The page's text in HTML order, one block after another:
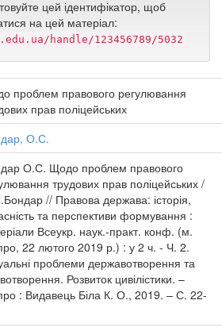
цей ідентифікатор, щоб
на цей матеріал:
handle/123456789/5032
проблем правового регулювання
прав поліцейських
О.С.
О.С. Щодо проблем правового
трудових прав поліцейських /
// Правова держава: історія,
та перспективи формування :
Всеукр. наук.-практ. конф. (м.
22 лютого 2019 р.) : у 2 ч. - Ч. 2.
проблеми державотворення та
Розвиток цивілістики. –
: Видавець Біла К. О., 2019. – С. 22-